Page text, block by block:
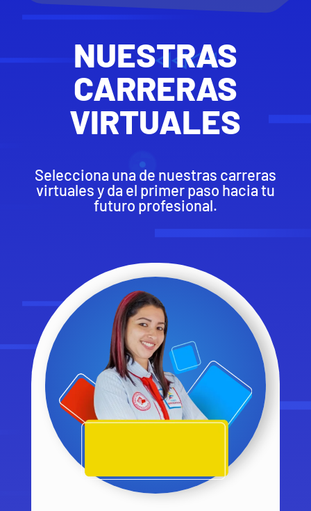
NUESTRAS
CARRERAS
VIRTUALES
Selecciona una de nuestras carreras
virtuales y da el primer paso hacia tu
futuro profesional.